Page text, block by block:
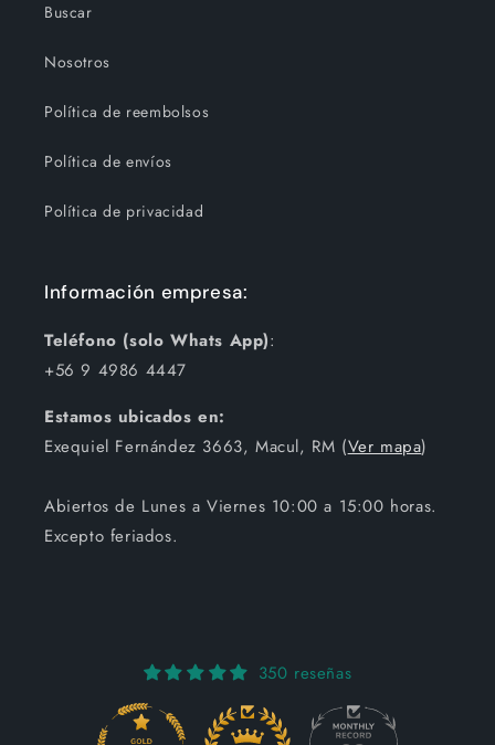
Buscar
Nosotros
Política de reembolsos
Política de envíos
Política de privacidad
Información empresa:
Teléfono (solo Whats App):
+56 9 4986 4447
Estamos ubicados en:
Exequiel Fernández 3663, Macul, RM (Ver mapa)
Abiertos de Lunes a Viernes 10:00 a 15:00 horas.
Excepto feriados.
350 reseñas